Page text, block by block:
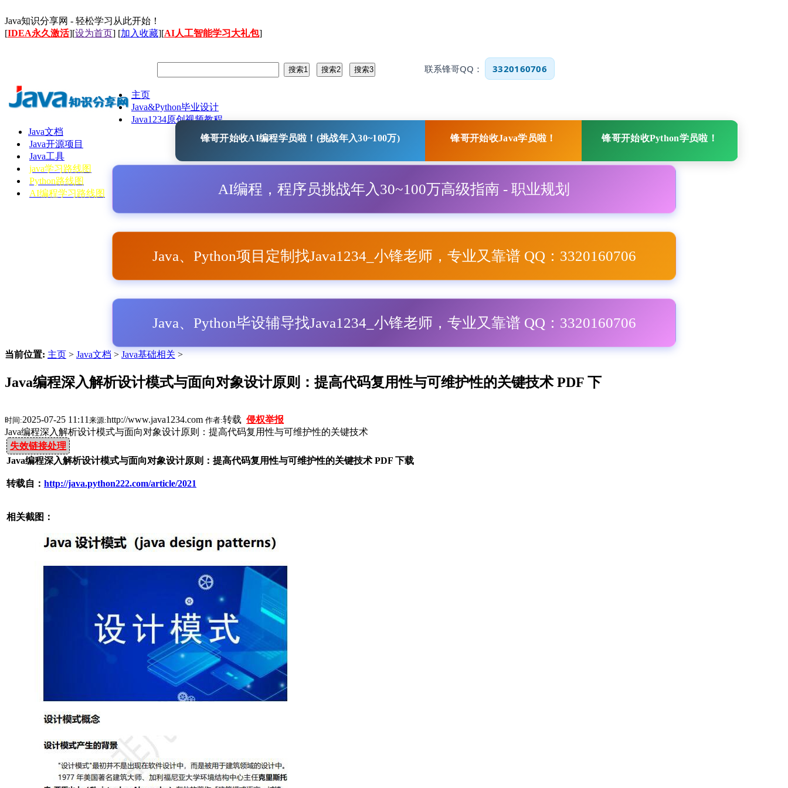
Java知识分享网 - 轻松学习从此开始！
[IDEA永久激活][设为首页] [加入收藏][AI人工智能学习大礼包]
联系锋哥QQ： 3320160706
主页
Java&Python毕业设计
Java1234原创视频教程
Java文档
Java开源项目
Java工具
java学习路线图
Python路线图
AI编程学习路线图
锋哥开始收AI编程学员啦！(挑战年入30~100万) 锋哥开始收Java学员啦！ 锋哥开始收Python学员啦！
AI编程，程序员挑战年入30~100万高级指南 - 职业规划
Java、Python项目定制找Java1234_小锋老师，专业又靠谱 QQ：3320160706
Java、Python毕设辅导找Java1234_小锋老师，专业又靠谱 QQ：3320160706
当前位置: 主页 > Java文档 > Java基础相关 >
Java编程深入解析设计模式与面向对象设计原则：提高代码复用性与可维护性的关键技术 PDF 下
时间:2025-07-25 11:11 来源:http://www.java1234.com 作者:转载 侵权举报
Java编程深入解析设计模式与面向对象设计原则：提高代码复用性与可维护性的关键技术
失效链接处理
Java编程深入解析设计模式与面向对象设计原则：提高代码复用性与可维护性的关键技术 PDF 下载
转载自： http://java.python222.com/article/2021
相关截图：